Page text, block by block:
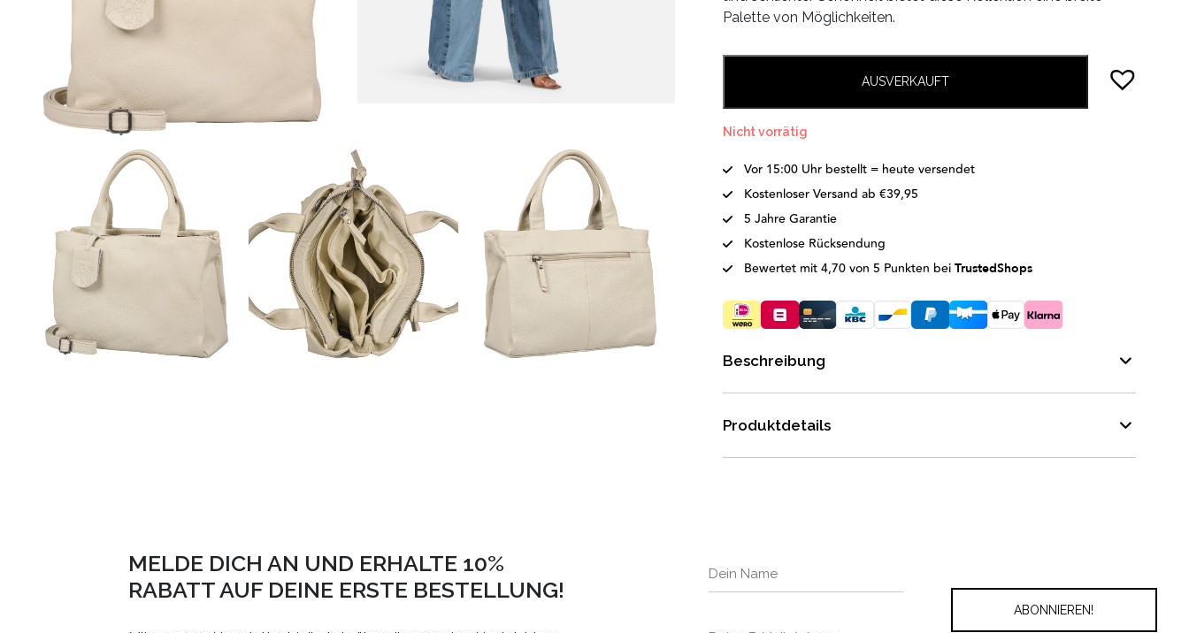
Palette von Möglichkeiten.
AUSVERKAUFT
Nicht vorrätig
Vor 15:00 Uhr bestellt = heute versendet
Kostenloser Versand ab €39,95
5 Jahre Garantie
Kostenlose Rücksendung
Bewertet mit 4,70 von 5 Punkten beiTrustedShops
Beschreibung
Produktdetails
MELDE DICH AN UND ERHALTE 10%
RABATT AUF DEINE ERSTE BESTELLUNG!